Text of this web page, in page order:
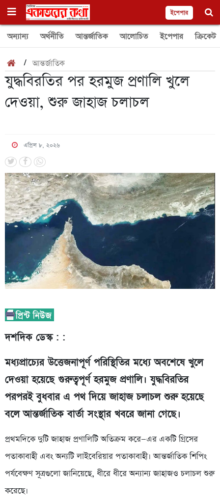
ইপেপার
অন্যান্য অর্থনীতি আন্তর্জাতিক আলোচিত ইপেপার ক্রিকেট
/আন্তর্জাতিক
যুদ্ধবিরতির পর হরমুজ প্রণালি খুলে
দেওয়া, শুরু জাহাজ চলাচল
এপ্রিল ৮, ২০২৬
দশদিক ডেস্ক : :
মধ্যপ্রাচ্যের উত্তেজনাপূর্ণ পরিস্থিতির মধ্যে অবশেষে খুলে
দেওয়া হয়েছে গুরুত্বপূর্ণ হরমুজ প্রণালি। যুদ্ধবিরতির
পরপরই বুধবার এ পথ দিয়ে জাহাজ চলাচল শুরু হয়েছে
বলে আন্তর্জাতিক বার্তা সংস্থার খবরে জানা গেছে।
প্রথমদিকে দুটি জাহাজ প্রণালিটি অতিক্রম করে—এর একটি গ্রিসের
পতাকাবাহী এবং অন্যটি লাইবেরিয়ার পতাকাবাহী। আন্তর্জাতিক শিপিং
পর্যবেক্ষণ সূত্রগুলো জানিয়েছে, ধীরে ধীরে অন্যান্য জাহাজও চলাচল শুরু
করেছে।